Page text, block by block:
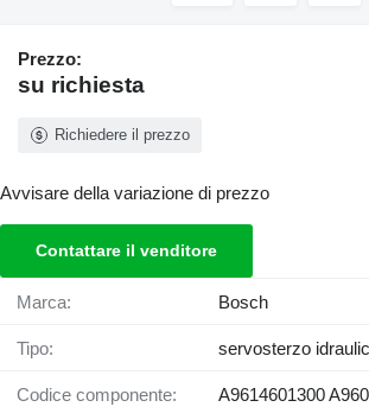
Prezzo:
su richiesta
Richiedere il prezzo
Avvisare della variazione di prezzo
Contattare il venditore
Marca: Bosch
Tipo: servosterzo
Codice componente: A9614601300